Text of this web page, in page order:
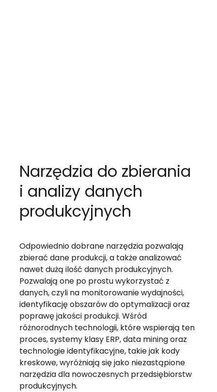
Narzędzia do zbierania
i analizy danych
produkcyjnych
Odpowiednio dobrane narzędzia pozwalają
zbierać dane produkcji, a także analizować
nawet dużą ilość danych produkcyjnych.
Pozwalają one po prostu wykorzystać z
danych, czyli na monitorowanie wydajności,
identyfikację obszarów do optymalizacji oraz
poprawę jakości produkcji. Wśród
różnorodnych technologii, które wspierają ten
proces, systemy klasy ERP, data mining oraz
technologie identyfikacyjne, takie jak kody
kreskowe, wyróżniają się jako niezastąpione
narzędzia dla nowoczesnych przedsiębiorstw
produkcyjnych.